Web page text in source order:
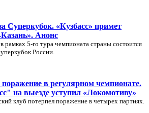
Суперкубок. «Кузбасс» примет
Казань». Анонс
рамках 5-го тура чемпионата страны состоится
России.
в регулярном чемпионате.
на выезде уступил «Локомотиву»
клуб потерпел поражение в четырех партиях.